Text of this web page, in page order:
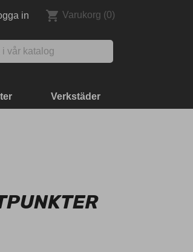
in shopping_cart Varukorg (0)
Verkstäder